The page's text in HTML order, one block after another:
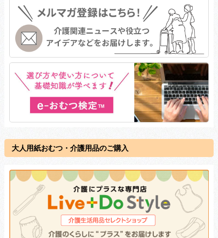
大人用紙おむつ・介護用品のご購入